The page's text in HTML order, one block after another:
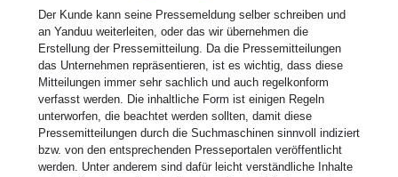
Der Kunde kann seine Pressemeldung selber schreiben und
an Yanduu weiterleiten, oder das wir übernehmen die
Erstellung der Pressemitteilung. Da die Pressemitteilungen
das Unternehmen repräsentieren, ist es wichtig, dass diese
Mitteilungen immer sehr sachlich und auch regelkonform
verfasst werden. Die inhaltliche Form ist einigen Regeln
unterworfen, die beachtet werden sollten, damit diese
Pressemitteilungen durch die Suchmaschinen sinnvoll indiziert
bzw. von den entsprechenden Presseportalen veröffentlicht
werden. Unter anderem sind dafür leicht verständliche Inhalte